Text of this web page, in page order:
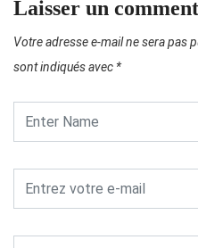
Laisser un
Votre adresse e-mail ne sera pas
sont indiqués avec *